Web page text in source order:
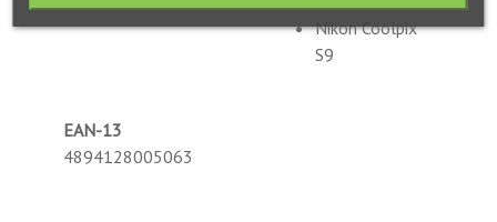
Nikon Coolpix
S9
EAN-13
4894128005063